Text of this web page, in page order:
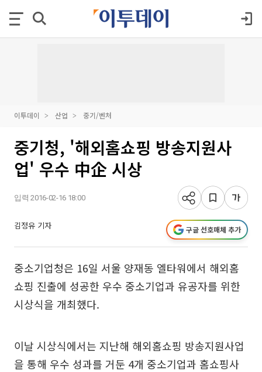
이투데이 산업 중기/벤처
중기청, '해외홈쇼핑 방송지원사
업' 우수 中企 시상
입력 2016-02-16 18:00
김정유 기자 구글 선호매체 추가
중소기업청은 16일 서울 양재동 엘타워에서 해외홈
쇼핑 진출에 성공한 우수 중소기업과 유공자를 위한
시상식을 개최했다.
이날 시상식에서는 지난해 해외홈쇼핑 방송지원사업
을 통해 우수 성과를 거둔 4개 중소기업과 홈쇼핑사